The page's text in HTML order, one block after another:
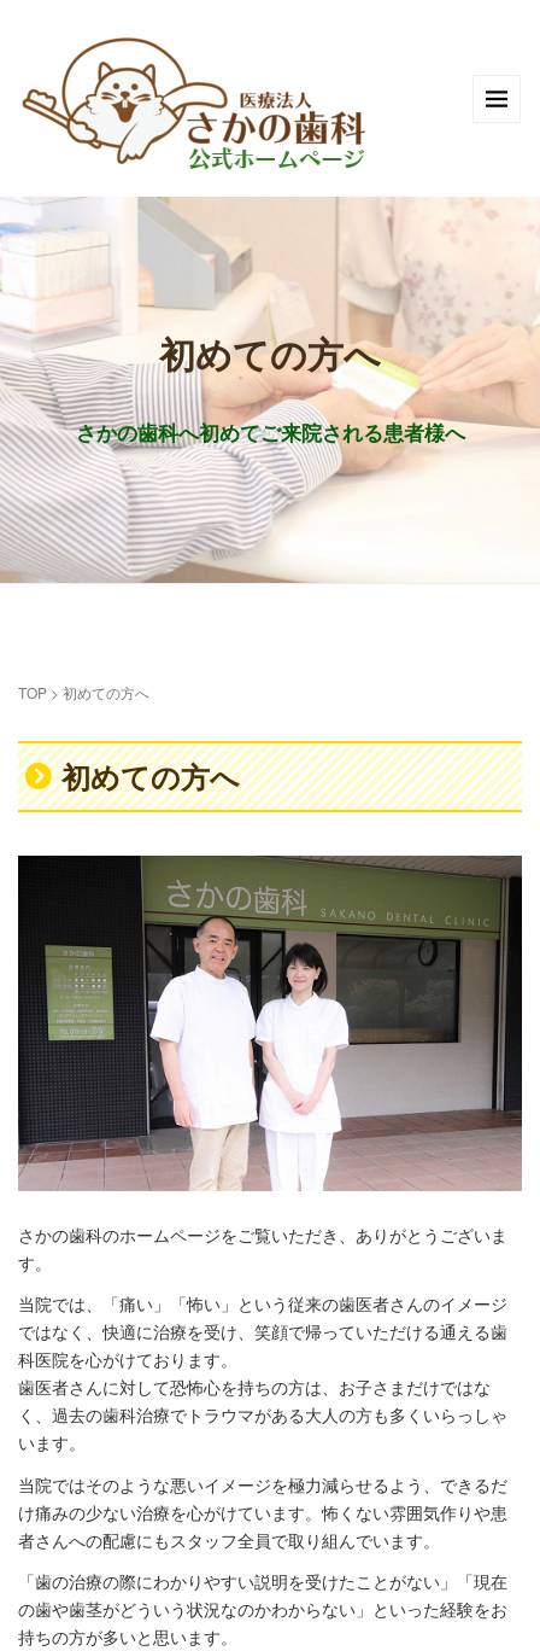
初めての方へ
さかの歯科へ初めてご来院される患者様へ
TOP > 初めての方へ
初めての方へ
さかの歯科のホームページをご覧いただき、ありがとうございま
す。
当院では、「痛い」「怖い」という従来の歯医者さんのイメージ
ではなく、快適に治療を受け、笑顔で帰っていただける通える歯
科医院を心がけております。
歯医者さんに対して恐怖心を持ちの方は、お子さまだけではな
く、過去の歯科治療でトラウマがある大人の方も多くいらっしゃ
います。
当院ではそのような悪いイメージを極力減らせるよう、できるだ
け痛みの少ない治療を心がけています。怖くない雰囲気作りや患
者さんへの配慮にもスタッフ全員で取り組んでいます。
「歯の治療の際にわかりやすい説明を受けたことがない」「現在
の歯や歯茎がどういう状況なのかわからない」といった経験をお
持ちの方が多いと思います。